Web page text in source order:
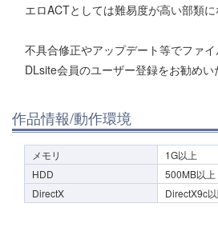
エロACTとしては難易度が高い部類
不具合修正やアップデート等でファ
DLsite会員のユーザー登録をお勧めい
作品情報/動作環境
メモリ
1G以上
HDD
500MB以上
DirectX
DirectX9c